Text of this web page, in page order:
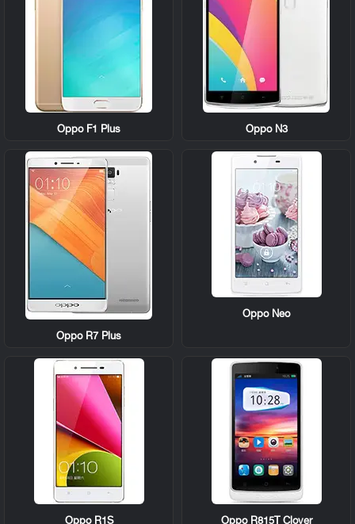
Oppo N3
Oppo F1 Plus
Oppo Neo
Oppo R7 Plus